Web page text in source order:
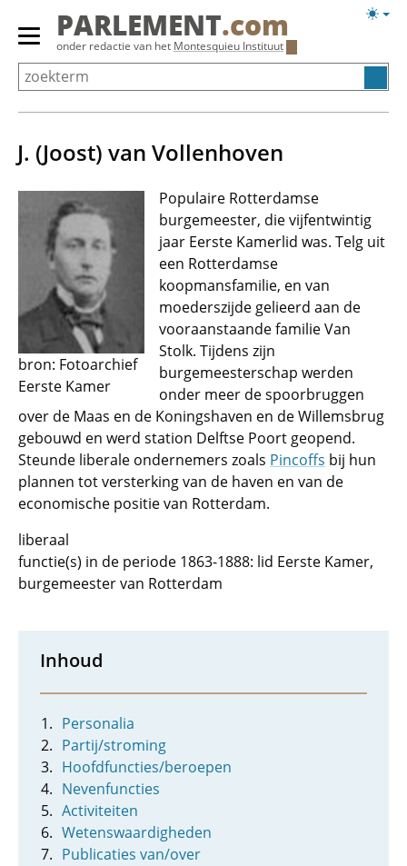
Overslaan
Primair
menu
tonen/verbergen
PARLEMENT.com
onder redactie van het Montesquieu Instituut
J. (Joost) van Vollenhoven
bron: Fotoarchief
Eerste Kamer
Populaire Rotterdamse
burgemeester, die vijfentwintig
jaar Eerste Kamerlid was. Telg uit
een Rotterdamse
koopmansfamilie, en van
moederszijde gelieerd aan de
vooraanstaande familie Van
Stolk. Tijdens zijn
burgemeesterschap werden
onder meer de spoorbruggen
over de Maas en de Koningshaven en de Willemsbrug
gebouwd en werd station Delftse Poort geopend.
Steunde liberale ondernemers zoals Pincoffs bij hun
plannen tot versterking van de haven en van de
economische positie van Rotterdam.
liberaal
functie(s) in de periode 1863-1888: lid Eerste Kamer,
burgemeester van Rotterdam
Inhoud
Personalia
Partij/stroming
Hoofdfuncties/beroepen
Nevenfuncties
Activiteiten
Wetenswaardigheden
Publicaties van/over